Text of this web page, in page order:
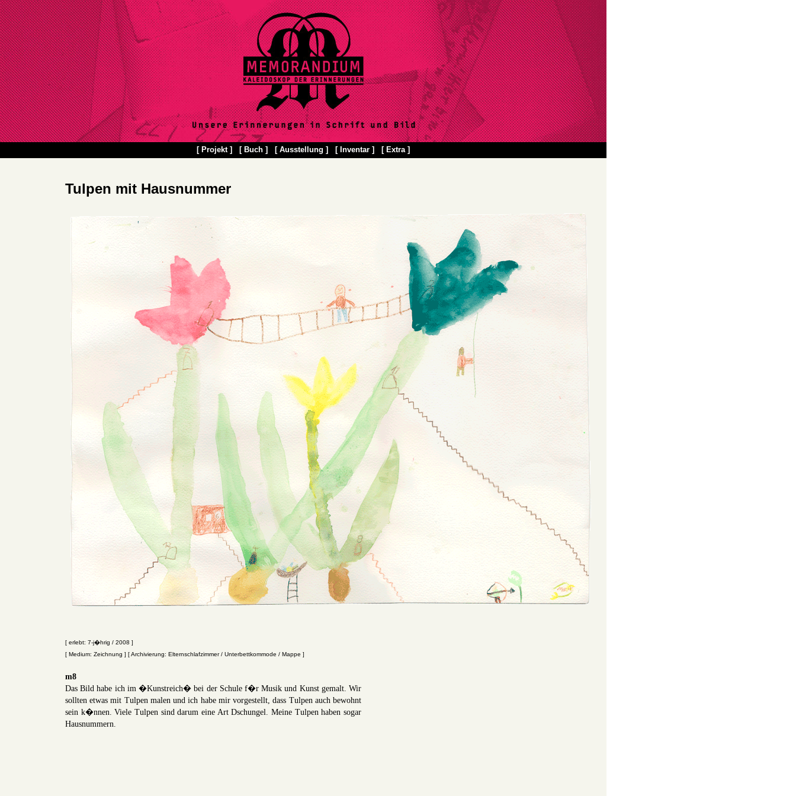
[ Projekt ] [ Buch ] [ Ausstellung ] [ Inventar ] [ Extra ]
Tulpen mit Hausnummer
[ erlebt: 7-j�hrig / 2008 ]
[ Medium: Zeichnung ] [ Archivierung: Elternschlafzimmer / Unterbettkommode / Mappe ]
m8
Das Bild habe ich im �Kunstreich� bei der Schule f�r Musik und Kunst gemalt. Wir
sollten etwas mit Tulpen malen und ich habe mir vorgestellt, dass Tulpen auch bewohnt
sein k�nnen. Viele Tulpen sind darum eine Art Dschungel. Meine Tulpen haben sogar
Hausnummern.